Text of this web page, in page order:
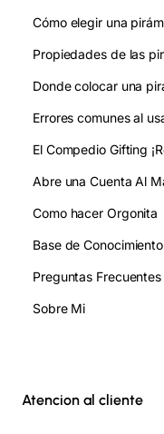
Como hacer Orgonita
Base de Conocimiento
Sobre Mi
Atencion al cliente